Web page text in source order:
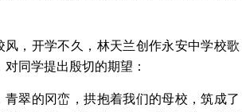
风，开学不久，林天兰创作永安中学校歌
对同学提出殷切的期望：
青翠的冈峦，拱抱着我们的母校，筑成了